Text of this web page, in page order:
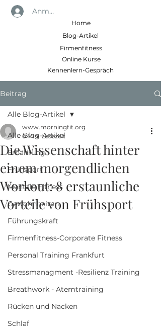
Home
Anmelden
Blog-Artikel
Firmenfitness
Online Kurse
Kennenlern-Gespräch
Beitrag
Alle Blog-Artikel
Ernährung
Frühsport
Mentale Fitness
Gewohnheiten
Führungskraft
Firmenfitness-Corporate Fitness
Personal Training Frankfurt
Stressmanagment -Resilienz Training
Breathwork - Atemtraining
Rücken und Nacken
Schlaf
Alle Blog-Artikel
Die Wissenschaft hinter
einem morgendlichen
Workout: 8 erstaunliche
Vorteile von Frühsport
www.morningfit.org
6 Min. Lesezeit